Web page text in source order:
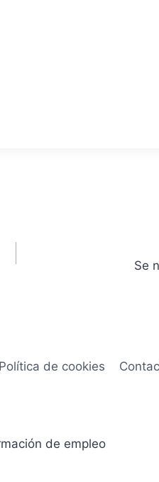
Se
Política de cookies
de empleo